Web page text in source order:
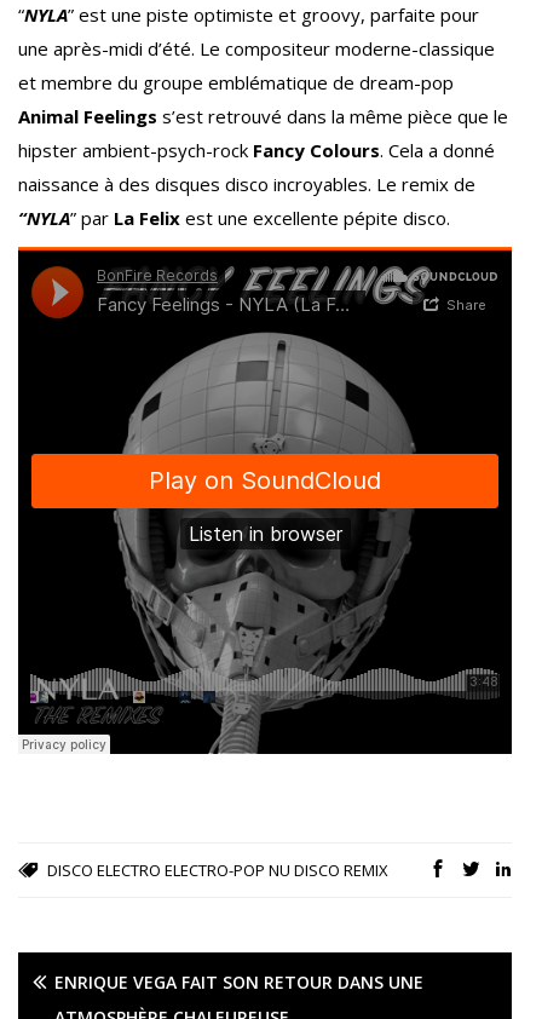
“NYLA” est une piste optimiste et groovy, parfaite pour
une après-midi d’été. Le compositeur moderne-classique
et membre du groupe emblématique de dream-pop
Animal Feelings s’est retrouvé dans la même pièce que le
hipster ambient-psych-rock Fancy Colours. Cela a donné
naissance à des disques disco incroyables. Le remix de
“NYLA” par La Felix est une excellente pépite disco.
DISCO ELECTRO ELECTRO-POP NU DISCO REMIX
ENRIQUE VEGA FAIT SON RETOUR DANS UNE